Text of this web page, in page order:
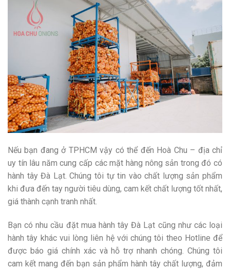
Nếu bạn đang ở TPHCM vậy có thể đến Hoà Chu – địa chỉ
uy tín lâu năm cung cấp các mặt hàng nông sản trong đó có
hành tây Đà Lạt. Chúng tôi tự tin vào chất lượng sản phẩm
khi đưa đến tay người tiêu dùng, cam kết chất lượng tốt nhất,
giá thành cạnh tranh nhất.
Bạn có nhu cầu đặt mua hành tây Đà Lạt cũng như các loại
hành tây khác vui lòng liên hệ với chúng tôi theo Hotline để
được báo giá chính xác và hỗ trợ nhanh chóng. Chúng tôi
cam kết mang đến bạn sản phẩm hành tây chất lượng, đảm